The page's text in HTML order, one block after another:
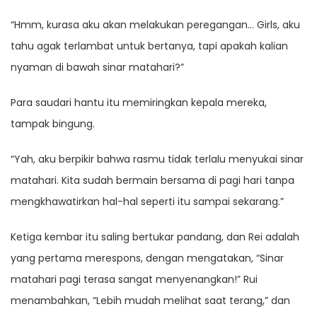
“Hmm, kurasa aku akan melakukan peregangan… Girls, aku
tahu agak terlambat untuk bertanya, tapi apakah kalian
nyaman di bawah sinar matahari?”
Para saudari hantu itu memiringkan kepala mereka,
tampak bingung.
“Yah, aku berpikir bahwa rasmu tidak terlalu menyukai sinar
matahari. Kita sudah bermain bersama di pagi hari tanpa
mengkhawatirkan hal-hal seperti itu sampai sekarang.”
Ketiga kembar itu saling bertukar pandang, dan Rei adalah
yang pertama merespons, dengan mengatakan, “Sinar
matahari pagi terasa sangat menyenangkan!” Rui
menambahkan, “Lebih mudah melihat saat terang,” dan